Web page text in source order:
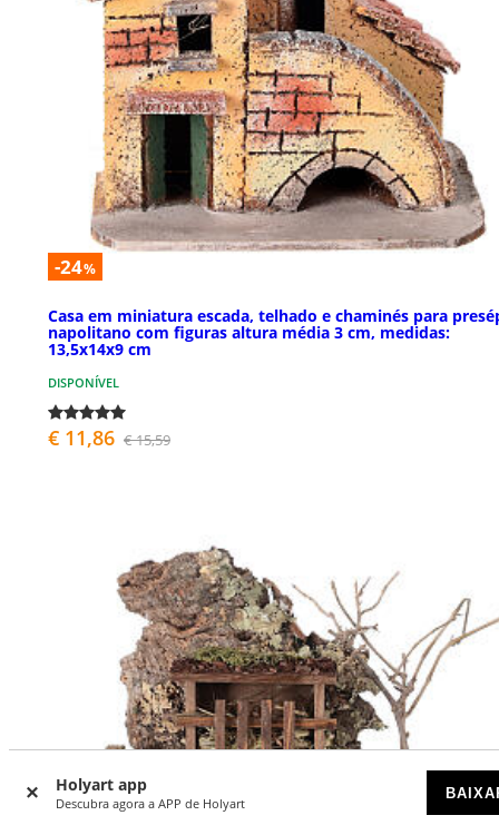
Holyart app
Descubra agora a APP de Holyart
-24%
Casa em miniatura escada, telhado e chaminés para
napolitano com figuras altura média 3 cm, medidas:
13,5x14x9 cm
DISPONÍVEL
€ 11,86 € 15,59